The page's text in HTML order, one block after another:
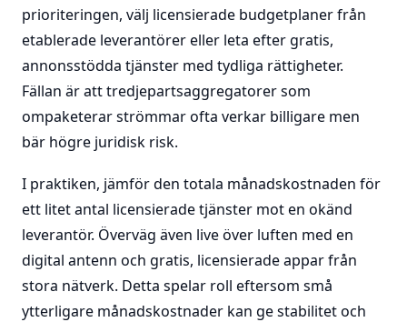
prioriteringen, välj licensierade budgetplaner från
etablerade leverantörer eller leta efter gratis,
annonsstödda tjänster med tydliga rättigheter.
Fällan är att tredjepartsaggregatorer som
ompaketerar strömmar ofta verkar billigare men
bär högre juridisk risk.
I praktiken, jämför den totala månadskostnaden för
ett litet antal licensierade tjänster mot en okänd
leverantör. Överväg även live över luften med en
digital antenn och gratis, licensierade appar från
stora nätverk. Detta spelar roll eftersom små
ytterligare månadskostnader kan ge stabilitet och